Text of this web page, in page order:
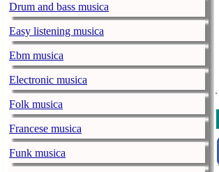
Drum and bass musica
Easy listening musica
Ebm musica
Electronic musica
Folk musica
Francese musica
Funk musica